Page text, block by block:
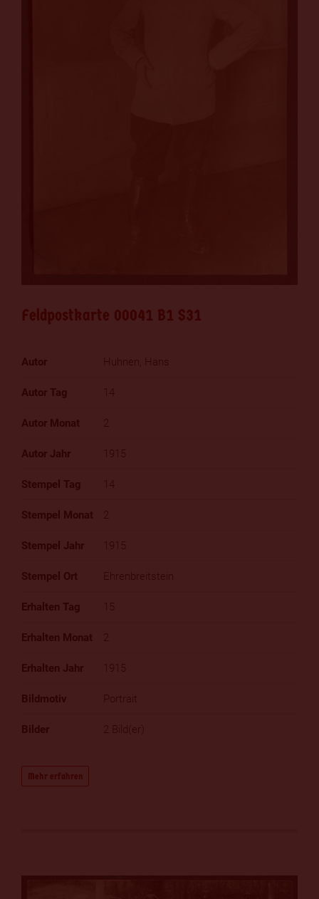
Feldpostkarte 00041 B1 S31
Huhnen, Hans
14
2
1915
14
2
1915
Ehrenbreitstein
15
2
1915
Portrait
2 Bild(er)
Mehr erfahren